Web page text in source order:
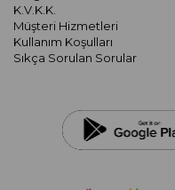
K.V.K.K.
Müşteri Hizmetleri
Kullanım Koşulları
Sıkça Sorulan Sorular